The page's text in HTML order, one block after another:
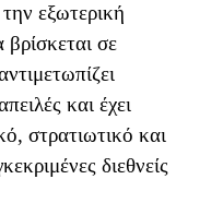
εξωτερική
σε
και έχει
στρατιωτικό και
διεθνείς